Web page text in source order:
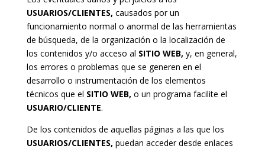
USUARIOS/CLIENTES, causados ​​por un
funcionamiento normal o anormal de las herramientas
de búsqueda, de la organización o la localización de
los contenidos y/o acceso al SITIO WEB, y, en general,
los errores o problemas que se generen en el
desarrollo o instrumentación de los elementos
técnicos que el SITIO WEB, o un programa facilite el
USUARIO/CLIENTE.
De los contenidos de aquellas páginas a las que los
USUARIOS/CLIENTES, puedan acceder desde enlaces